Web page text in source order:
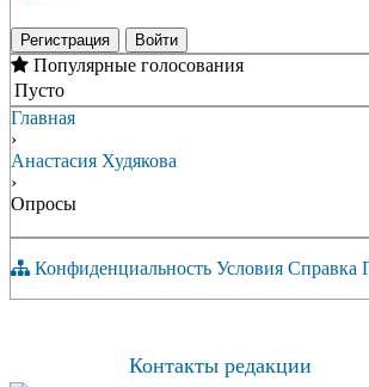
Регистрация Войти
Популярные голосования
Пусто
Главная
›
Анастасия Худякова
›
Опросы
Конфиденциальность Условия Справка
Контакты редакции